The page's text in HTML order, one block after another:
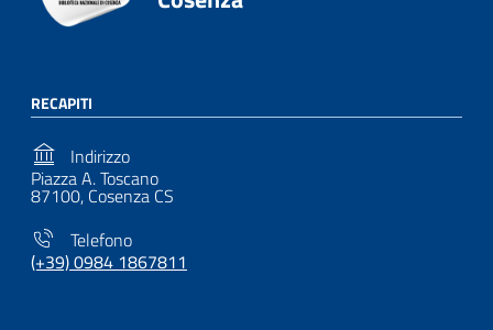
RECAPITI
Indirizzo
Piazza A. Toscano
87100, Cosenza CS
Telefono
(+39) 0984 1867811